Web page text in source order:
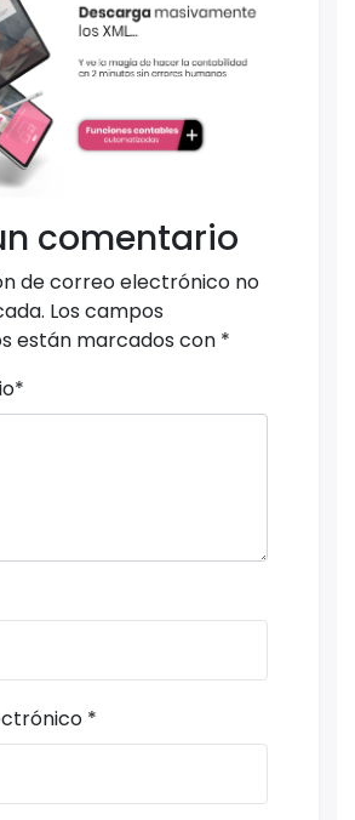
comentario
de correo electrónico no
Los campos
están marcados con *
*
*